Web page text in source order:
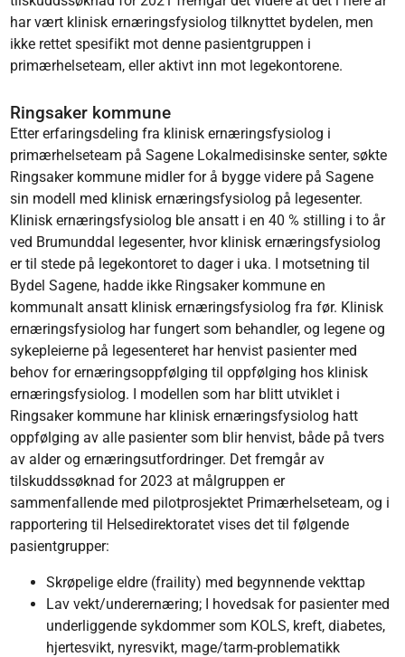
har vært klinisk ernæringsfysiolog tilknyttet bydelen, men
ikke rettet spesifikt mot denne pasientgruppen i
primærhelseteam, eller aktivt inn mot legekontorene.
Ringsaker kommune
Etter erfaringsdeling fra klinisk ernæringsfysiolog i
primærhelseteam på Sagene Lokalmedisinske senter, søkte
Ringsaker kommune midler for å bygge videre på Sagene
sin modell med klinisk ernæringsfysiolog på legesenter.
Klinisk ernæringsfysiolog ble ansatt i en 40 % stilling i to år
ved Brumunddal legesenter, hvor klinisk ernæringsfysiolog
er til stede på legekontoret to dager i uka. I motsetning til
Bydel Sagene, hadde ikke Ringsaker kommune en
kommunalt ansatt klinisk ernæringsfysiolog fra før. Klinisk
ernæringsfysiolog har fungert som behandler, og legene og
sykepleierne på legesenteret har henvist pasienter med
behov for ernæringsoppfølging til oppfølging hos klinisk
ernæringsfysiolog. I modellen som har blitt utviklet i
Ringsaker kommune har klinisk ernæringsfysiolog hatt
oppfølging av alle pasienter som blir henvist, både på tvers
av alder og ernæringsutfordringer. Det fremgår av
tilskuddssøknad for 2023 at målgruppen er
sammenfallende med pilotprosjektet Primærhelseteam, og i
rapportering til Helsedirektoratet vises det til følgende
pasientgrupper:
Skrøpelige eldre (fraility) med begynnende vekttap
Lav vekt/underernæring; I hovedsak for pasienter med
underliggende sykdommer som KOLS, kreft, diabetes,
hjertesvikt, nyresvikt, mage/tarm-problematikk